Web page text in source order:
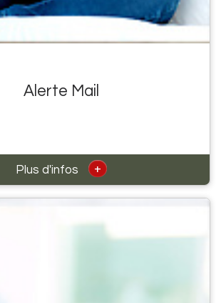
Alerte Mail
Plus d'infos +